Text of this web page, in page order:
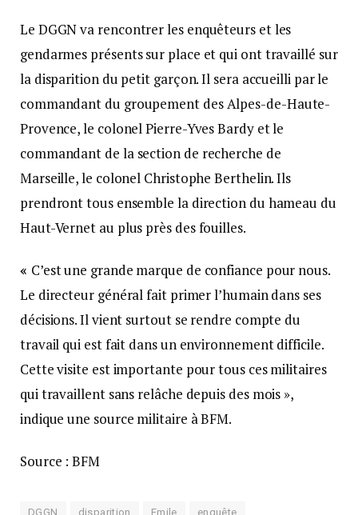
Le DGGN va rencontrer les enquêteurs et les
gendarmes présents sur place et qui ont travaillé sur
la disparition du petit garçon. Il sera accueilli par le
commandant du groupement des Alpes-de-Haute-
Provence, le colonel Pierre-Yves Bardy et le
commandant de la section de recherche de
Marseille, le colonel Christophe Berthelin. Ils
prendront tous ensemble la direction du hameau du
Haut-Vernet au plus près des fouilles.
« C’est une grande marque de confiance pour nous.
Le directeur général fait primer l’humain dans ses
décisions. Il vient surtout se rendre compte du
travail qui est fait dans un environnement difficile.
Cette visite est importante pour tous ces militaires
qui travaillent sans relâche depuis des mois »,
indique une source militaire à BFM.
Source : BFM
DGGN disparition Emile enquête